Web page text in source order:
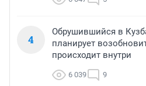
4
Обрушившийся в
планирует
происходит внутри
6 039 9